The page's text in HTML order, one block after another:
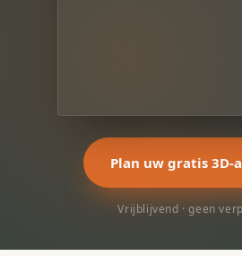
Plan uw gratis 3D-
Vrijblijvend · geen